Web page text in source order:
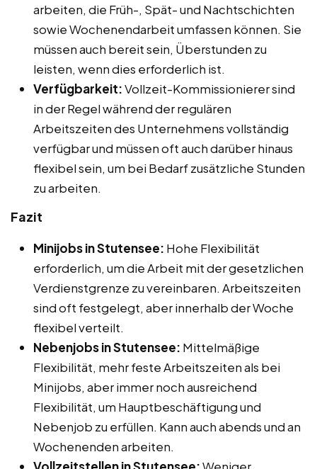
arbeiten, die Früh-, Spät- und Nachtschichten
sowie Wochenendarbeit umfassen können. Sie
müssen auch bereit sein, Überstunden zu
leisten, wenn dies erforderlich ist.
Verfügbarkeit:Vollzeit-Kommissionierer sind
in der Regel während der regulären
Arbeitszeiten des Unternehmens vollständig
verfügbar und müssen oft auch darüber hinaus
flexibel sein, um bei Bedarf zusätzliche Stunden
zu arbeiten.
Fazit
Minijobs in Stutensee: Hohe Flexibilität
erforderlich, um die Arbeit mit der gesetzlichen
Verdienstgrenze zu vereinbaren. Arbeitszeiten
sind oft festgelegt, aber innerhalb der Woche
flexibel verteilt.
Nebenjobs in Stutensee: Mittelmäßige
Flexibilität, mehr feste Arbeitszeiten als bei
Minijobs, aber immer noch ausreichend
Flexibilität, um Hauptbeschäftigung und
Nebenjob zu erfüllen. Kann auch abends und an
Wochenenden arbeiten.
Vollzeitstellen in Stutensee:Weniger